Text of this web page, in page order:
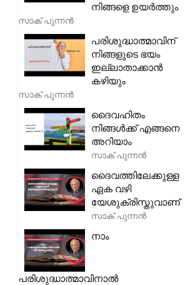
നിങ്ങളെ ഉയർത്തും
സാക് പുന്നൻ
പരിശുദ്ധാത്മാവിന്
നിങ്ങളുടെ ഭയം
ഇല്ലാതാക്കാൻ
കഴിയും
സാക് പുന്നൻ
ദൈവഹിതം
നിങ്ങൾക്ക് എങ്ങനെ
അറിയാം
സാക് പുന്നൻ
ദൈവത്തിലേക്കുള്ള
ഏക വഴി
യേശുക്രിസ്തുവാണ്
സാക് പുന്നൻ
നാം
പരിശുദ്ധാത്മാവിനാൽ